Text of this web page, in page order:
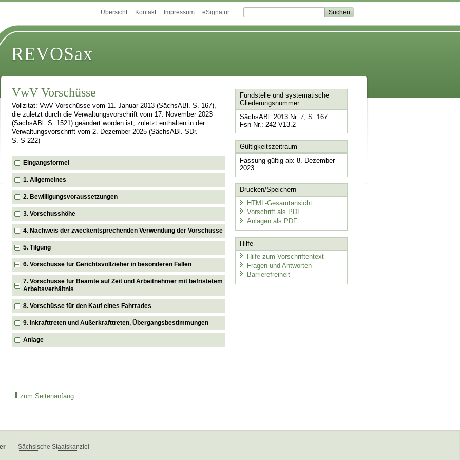
Übersicht Kontakt Impressum eSignatur
REVOSax
VwV Vorschüsse
Vollzitat: VwV Vorschüsse vom 11. Januar 2013 (SächsABl. S. 167),
die zuletzt durch die Verwaltungsvorschrift vom 17. November 2023
(SächsABl. S. 1521) geändert worden ist, zuletzt enthalten in der
Verwaltungsvorschrift vom 2. Dezember 2025 (SächsABl. SDr.
S. S 222)
Eingangsformel
1. Allgemeines
2. Bewilligungsvoraussetzungen
3. Vorschusshöhe
4. Nachweis der zweckentsprechenden Verwendung der Vorschüsse
5. Tilgung
6. Vorschüsse für Gerichtsvollzieher in besonderen Fällen
7. Vorschüsse für Beamte auf Zeit und Arbeitnehmer mit befristetem
Arbeitsverhältnis
8. Vorschüsse für den Kauf eines Fahrrades
9. Inkrafttreten und Außerkrafttreten, Übergangsbestimmungen
Anlage
zum Seitenanfang
Fundstelle und systematische
Gliederungsnummer
SächsABl. 2013 Nr. 7, S. 167
Fsn-Nr.: 242-V13.2
Gültigkeitszeitraum
Fassung gültig ab: 8. Dezember
2023
Drucken/Speichern
HTML-Gesamtansicht
Vorschrift als PDF
Anlagen als PDF
Hilfe
Hilfe zum Vorschriftentext
Fragen und Antworten
Barrierefreiheit
Sächsische Staatskanzlei